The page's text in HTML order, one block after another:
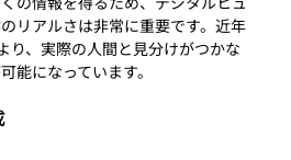
リアルさは非常に重要です。近年
り、実際の人間と見分けがつかな